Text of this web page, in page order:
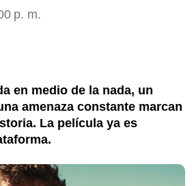
p. m.
en medio de la nada, un
amenaza constante marcan
La película ya es